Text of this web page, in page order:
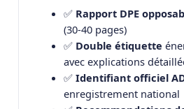
✅ Rapport DPE
(30-40 pages)
✅ Double étiquette
avec explications
✅ Identifiant officiel
enregistrement national